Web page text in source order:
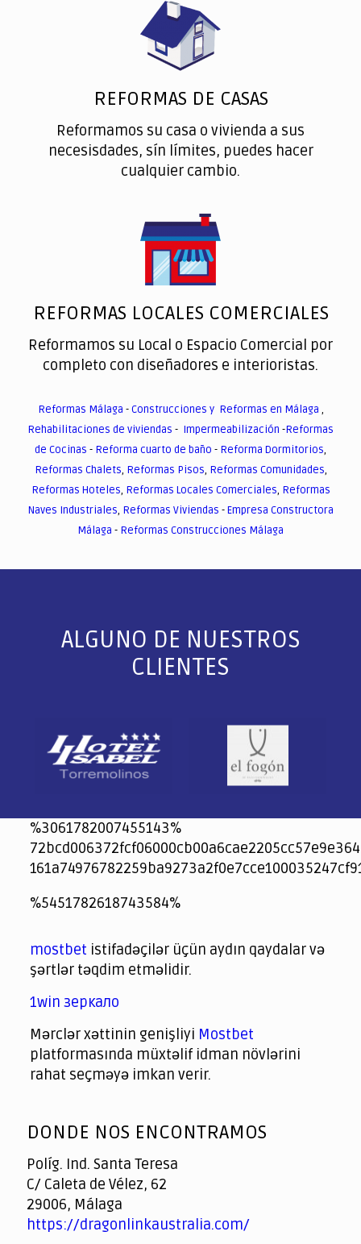
REFORMAS DE CASAS
Reformamos su casa o vivienda a sus
necesisdades, sín límites, puedes hacer
cualquier cambio.
REFORMAS LOCALES COMERCIALES
Reformamos su Local o Espacio Comercial por
completo con diseñadores e interioristas.
Reformas Málaga -Construcciones y Reformas en Málaga ,
Rehabilitaciones de viviendas - Impermeabilización -Reformas
de Cocinas - Reforma cuarto de baño - Reforma Dormitorios,
Reformas Chalets, Reformas Pisos, Reformas Comunidades,
Reformas Hoteles, Reformas Locales Comerciales, Reformas
Naves Industriales, Reformas Viviendas -Empresa Constructora
Málaga - Reformas Construcciones Málaga
ALGUNO DE NUESTROS
CLIENTES
%3061782007455143%
jeetcity
1xbet
jeet city casino
%5451782618743584%
spintiger
Avabet
Spinrise
Crown Green
Crowngreen casino login
슈가 러쉬1000 슬롯
crazy time casino online
1xcasinozambia.com
codingworldnews.com
parimatch.kr
winorio
winorio casino
winorio
mostbet istifadəçilər üçün aydın qaydalar və
şərtlər təqdim etməlidir.
1win зеркало
Mərclər xəttinin genişliyi Mostbet
platformasında müxtəlif idman növlərini
rahat seçməyə imkan verir.
of
DONDE NOS ENCONTRAMOS
Políg. Ind. Santa Teresa
C/ Caleta de Vélez, 62
29006, Málaga
https://dragonlinkaustralia.com/